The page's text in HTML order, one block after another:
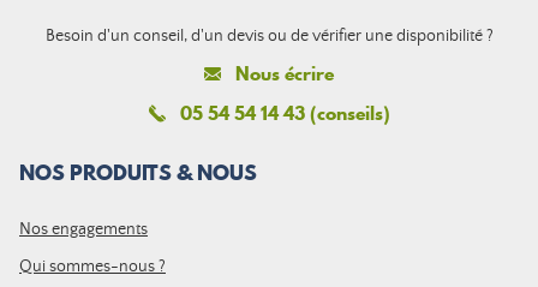
Besoin d'un conseil, d'un devis ou de vérifier une disponibilité ?
Nous écrire
05 54 54 14 43 (conseils)
NOS PRODUITS & NOUS
Nos engagements
Qui sommes-nous ?